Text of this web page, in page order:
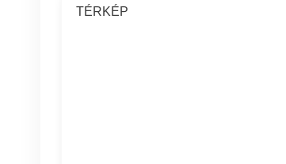
TÉRKÉP